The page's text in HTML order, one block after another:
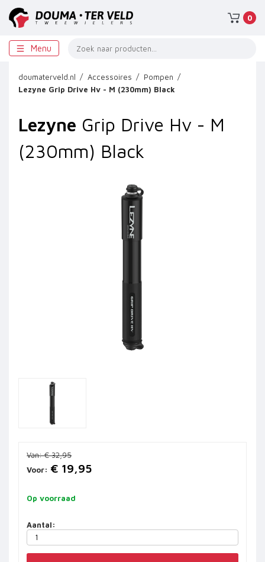
0
Menu
doumaterveld.nl Accessoires
Pompen
Lezyne Grip Drive Hv - M (230mm) Black
Lezyne Grip Drive Hv - M
(230mm) Black
Van:€ 32,95
Voor: € 19,95
Op voorraad
Aantal: